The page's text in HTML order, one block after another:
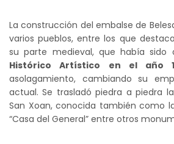
La construcción del embalse de
varios pueblos, entre los que
su parte medieval, que había sido
Histórico Artístico en el año
asolagamiento, cambiando su
actual. Se trasladó piedra a piedra
San Xoan, conocida también como
“Casa del General” entre otros